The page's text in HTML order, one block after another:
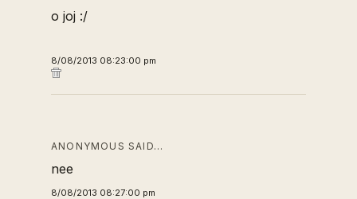
o joj :/
8/08/2013 08:23:00 pm
ANONYMOUS SAID…
nee
8/08/2013 08:27:00 pm